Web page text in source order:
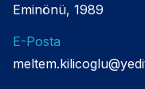
Eminönü, 1989
E-Posta